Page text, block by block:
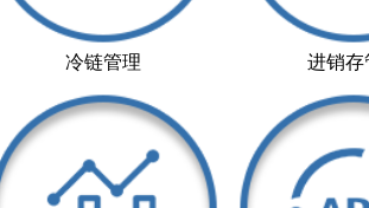
冷链管理 进销存